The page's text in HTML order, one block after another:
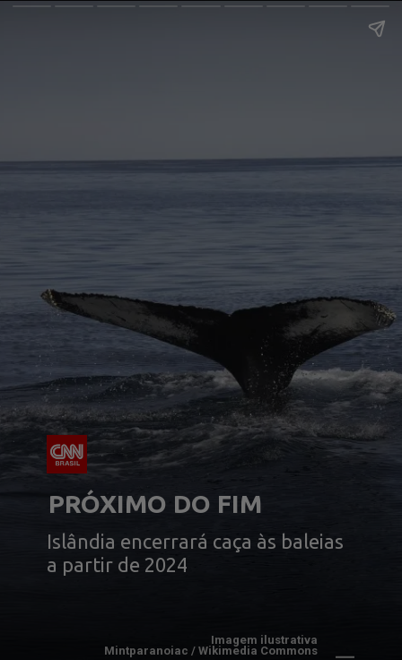
PRÓXIMO DO FIM
Islândia encerrará caça às baleias
a partir de 2024
Imagem ilustrativa
Mintparanoiac / Wikimedia Commons